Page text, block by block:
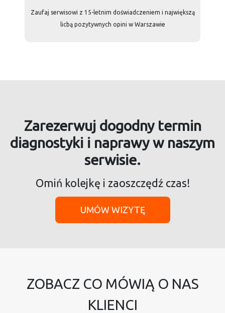
Zaufaj serwisowi z 15-letnim doświadczeniem i największą
licbą pozytywnych opini w Warszawie
Zarezerwuj dogodny termin
diagnostyki i naprawy w naszym
serwisie.
Omiń kolejkę i zaoszczędź czas!
UMÓW WIZYTĘ
ZOBACZ CO MÓWIĄ O NAS
KLIENCI